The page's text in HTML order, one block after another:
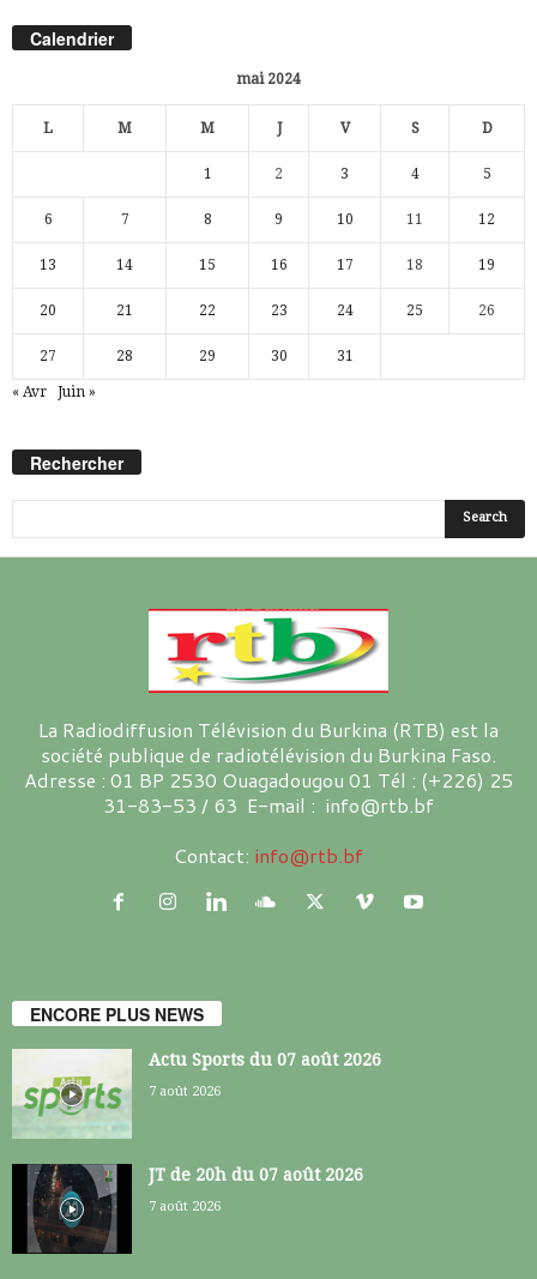
Calendrier
mai 2024
L M M J V S D
1 2 3 4 5
6 7 8 9 10 11 12
13 14 15 16 17 18 19
20 21 22 23 24 25 26
27 28 29 30 31
« Avr Juin »
Rechercher
La Radiodiffusion Télévision du Burkina (RTB) est la
société publique de radiotélévision du Burkina Faso.
Adresse : 01 BP 2530 Ouagadougou 01 Tél : (+226) 25
31-83-53 / 63 E-mail : info@rtb.bf
Contact: info@rtb.bf
ENCORE PLUS NEWS
Actu Sports du 07 août 2026
7 août 2026
JT de 20h du 07 août 2026
7 août 2026